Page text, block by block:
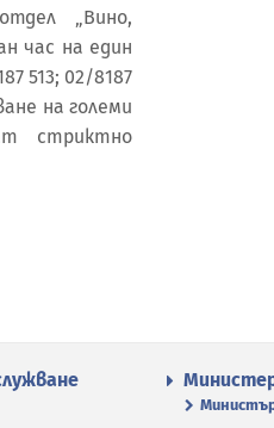
„Вино,
час на един
513; 02/8187
на големи
стриктно